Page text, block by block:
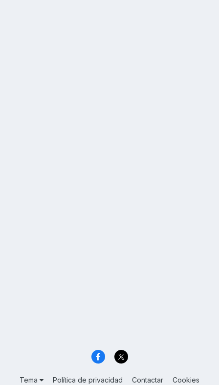
Tema Política de privacidad Contactar Cookies